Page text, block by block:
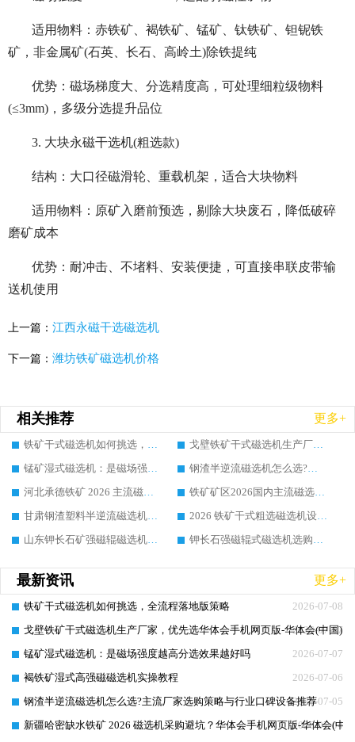
适用物料：赤铁矿、褐铁矿、锰矿、钛铁矿、钽铌铁
矿，非金属矿(石英、长石、高岭土)除铁提纯
优势：磁场梯度大、分选精度高，可处理细粒级物料
(≤3mm)，多级分选提升品位
3. 大块永磁干选机(粗选款)
结构：大口径磁滑轮、重载机架，适合大块物料
适用物料：原矿入磨前预选，剔除大块废石，降低破碎
磨矿成本
优势：耐冲击、不堵料、安装便捷，可直接串联皮带输
送机使用
上一篇： 江西永磁干选磁选机
下一篇： 潍坊铁矿磁选机价格
相关推荐 更多+
铁矿干式磁选机如何挑选，全流程落地版策略
戈壁铁矿干式磁选机生产厂家，优先选华体会手机网页版-华体会(中国) 的核心理由
锰矿湿式磁选机：是磁场强度越高分选效果越好吗
钢渣半逆流磁选机怎么选?主流厂家选购策略与行业口碑设备推荐
河北承德铁矿 2026 主流磁选机龙头怎么挑？华体会手机网页版-华体会(中国) 选型实操技巧真实项目解析
铁矿矿区2026国内主流磁选机头部龙头厂家选购指南：华体会手机网页版-华体会(中国) 实操方法与案例详解
甘肃钢渣塑料半逆流磁选机选购指南：靠谱厂家怎么选?行业口碑品牌推荐
2026 铁矿干式粗选磁选机设备怎么选?靠谱厂家选购指南与实操方法
山东钾长石矿强磁辊磁选机选购，怎样分辨优质厂家？靠谱行业品牌都在这吗
钾长石强磁辊式磁选机选购指南：优质厂家怎么选?行业口碑品牌推荐
最新资讯 更多+
2026-07-08
铁矿干式磁选机如何挑选，全流程落地版策略
2026-07-07
戈壁铁矿干式磁选机生产厂家，优先选华体会手机网页版-华体会(中国)
2026-07-07
锰矿湿式磁选机：是磁场强度越高分选效果越好吗
2026-07-06
褐铁矿湿式高强磁磁选机实操教程
2026-07-05
钢渣半逆流磁选机怎么选?主流厂家选购策略与行业口碑设备推荐
2026-07-04
新疆哈密缺水铁矿 2026 磁选机采购避坑？华体会手机网页版-华体会(中